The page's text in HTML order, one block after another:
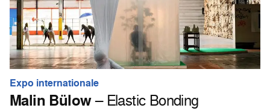
Expo internationale
Malin Bülow– Elastic Bonding